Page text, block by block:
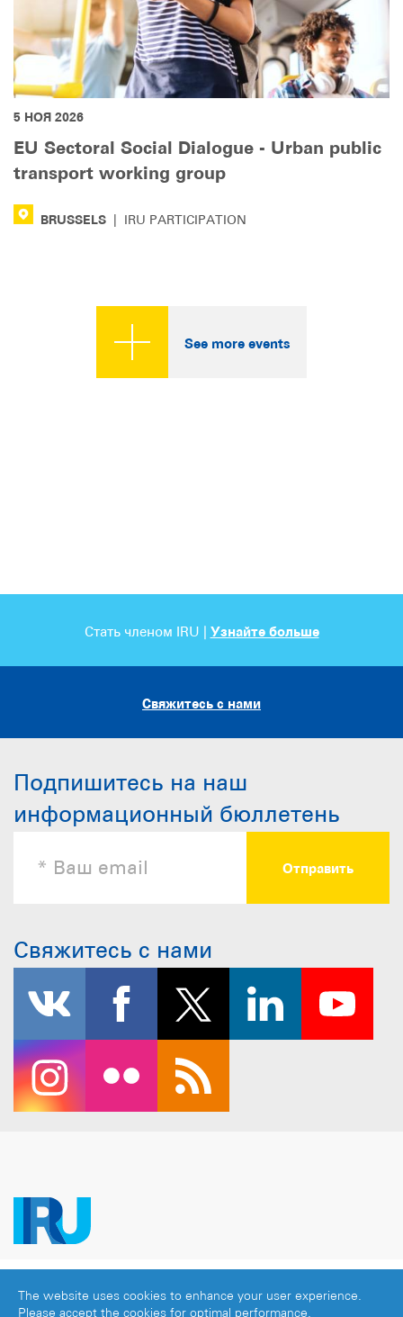
5 НОЯ 2026
EU Sectoral Social Dialogue - Urban public
transport working group
BRUSSELS IRU PARTICIPATION
See more events
Стать членом IRU | Узнайте больше
Свяжитесь с нами
Подпишитесь на наш
информационный бюллетень
Свяжитесь с нами
Официальное уведомление
|Политика
The website uses cookies to enhance your user experience.
Please accept the cookies for optimal performance.